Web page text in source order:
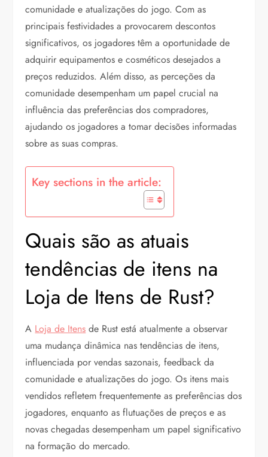
comunidade e atualizações do jogo. Com as
principais festividades a provocarem descontos
significativos, os jogadores têm a oportunidade de
adquirir equipamentos e cosméticos desejados a
preços reduzidos. Além disso, as perceções da
comunidade desempenham um papel crucial na
influência das preferências dos compradores,
ajudando os jogadores a tomar decisões informadas
sobre as suas compras.
Key sections in the article:
Quais são as atuais
tendências de itens na
Loja de Itens de Rust?
A Loja de Itens de Rust está atualmente a observar
uma mudança dinâmica nas tendências de itens,
influenciada por vendas sazonais, feedback da
comunidade e atualizações do jogo. Os itens mais
vendidos refletem frequentemente as preferências dos
jogadores, enquanto as flutuações de preços e as
novas chegadas desempenham um papel significativo
na formação do mercado.